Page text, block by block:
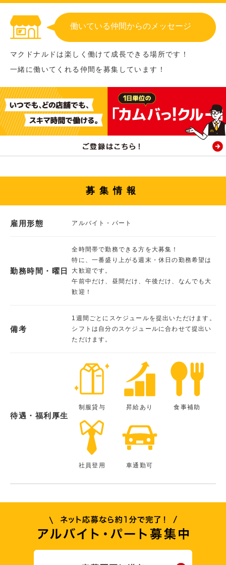
働いている仲間からのメッセージ
マクドナルドは楽しく働けて成長できる場所です！
一緒に働いてくれる仲間を募集しています！
募集情報
雇用形態 アルバイト・パート
勤務時間・曜日
全時間帯で勤務できる方を大募集！
特に、一番盛り上がる週末・休日の勤務希望は
大歓迎です。
午前中だけ、昼間だけ、午後だけ、なんでも大
歓迎！
備考
1週間ごとにスケジュールを提出いただけます。
シフトは自分のスケジュールに合わせて提出い
ただけます。
待遇・福利厚生
制服貸与 昇給あり 食事補助
社員登用 車通勤可